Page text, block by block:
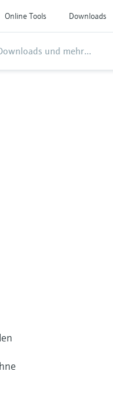
Online Tools Downloads